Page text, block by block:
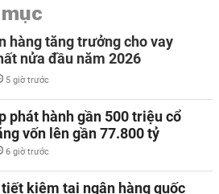
hàng tăng trưởng cho vay
nửa đầu năm 2026
5 giờ trước
phát hành gần 500 triệu cổ
vốn lên gần 77.800 tỷ
6 giờ trước
kiệm tại ngân hàng quốc